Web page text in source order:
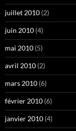
juillet 2010 (2)
juin 2010 (4)
mai 2010 (5)
avril 2010 (2)
mars 2010 (6)
février 2010 (6)
janvier 2010 (4)